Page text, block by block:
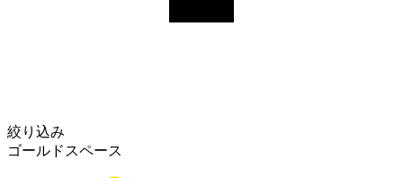
絞り込み
ゴールドスペース